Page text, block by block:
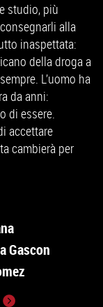
studio, più
alla
inaspettata:
della droga a
L’uomo ha
da anni:
di essere.
accettare
cambierà per
Gascon